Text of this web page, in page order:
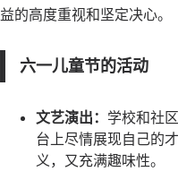
益的高度重视和坚定决心。
六一儿童节的活动
文艺演出： 学校和社
台上尽情展现自己的
义，又充满趣味性。